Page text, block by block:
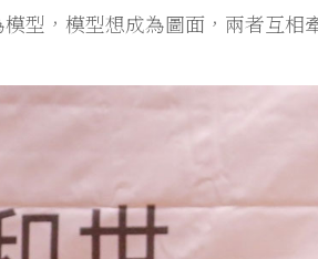
型，模型想成為圖面，兩者互相